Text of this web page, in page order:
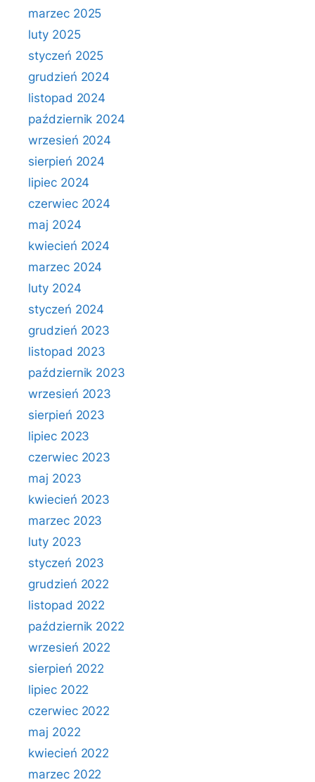
marzec 2025
luty 2025
styczeń 2025
grudzień 2024
listopad 2024
październik 2024
wrzesień 2024
sierpień 2024
lipiec 2024
czerwiec 2024
maj 2024
kwiecień 2024
marzec 2024
luty 2024
styczeń 2024
grudzień 2023
listopad 2023
październik 2023
wrzesień 2023
sierpień 2023
lipiec 2023
czerwiec 2023
maj 2023
kwiecień 2023
marzec 2023
luty 2023
styczeń 2023
grudzień 2022
listopad 2022
październik 2022
wrzesień 2022
sierpień 2022
lipiec 2022
czerwiec 2022
maj 2022
kwiecień 2022
marzec 2022